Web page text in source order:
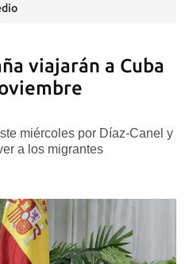
viajarán a Cuba
miércoles por Díaz-Canel y
a los migrantes